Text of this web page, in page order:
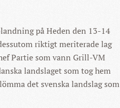
på Heden den 13-14
riktigt meriterade lag
Partie som vann Grill-VM
landslaget som tog hem
det svenska landslag som